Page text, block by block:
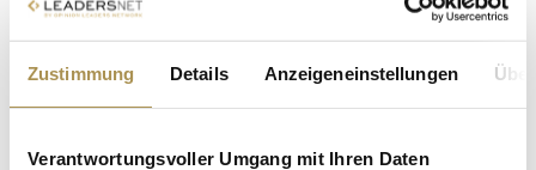
Zustimmung Details Anzeigeneinstellungen
Verantwortungsvoller Umgang mit Ihren Daten
UEFA Frauen-EM 2025 will den "Gipfel der
Emotionen" erklimmen
NEWS | 12.05.2025
Unter dem Motto "Summit of Emotions" findet die 14. Ausgabe